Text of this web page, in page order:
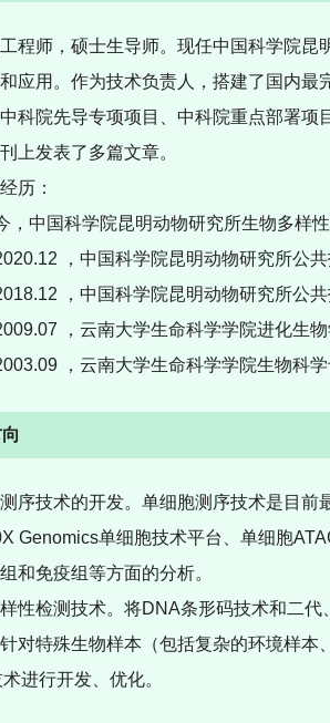
程师，硕士生导师。现任中国科学院
应用。作为技术负责人， 搭建了国内最
科院先导专项项目、中科院重点部署项
上发表了多篇文章。
历：
，中国科学院昆明动物研究所生物多样
，中国科学院昆明动物研究所公
，中国科学院昆明动物研究所公
，云南大学生命科学学院进化生
，云南大学生命科学学院生物科
序技术的开发。 单细胞测序技术是目前
Genomics单细胞技术平台、单细胞
和免疫组等方面的分析。
性检测技术。 将DNA条形码技术和二代
对特殊生物样本（包括复杂的环境样
进行开发、优化。